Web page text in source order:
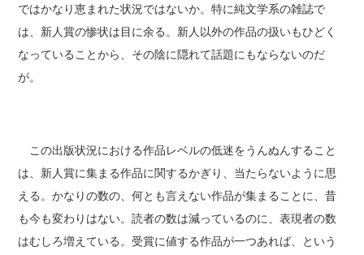
ではかなり恵まれた状況ではないか。特に純文学系の雑誌で
は、新人賞の惨状は目に余る。新人以外の作品の扱いもひどく
なっていることから、その陰に隠れて話題にもならないのだ
が。
この出版状況における作品レベルの低迷をうんぬんすること
は、新人賞に集まる作品に関するかぎり、当たらないように思
える。かなりの数の、何とも言えない作品が集まることに、昔
も今も変わりはない。読者の数は減っているのに、表現者の数
はむしろ増えている。受賞に値する作品が一つあれば、という